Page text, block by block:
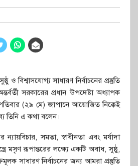
ও বিশ্বাসযোগ্য সাধারণ নির্বাচনের প্রস্তুতি
সরকারের প্রধান উপদেষ্টা অধ্যাপক
(২৯ মে) জাপানে আয়োজিত নিক্কেই
তিনি এ কথা বলেন।
সমতা, স্বাধীনতা এবং মর্যাদা
মসৃণ রূপান্তরের লক্ষ্যে একটি অবাধ, সুষ্ঠু,
সাধারণ নির্বাচনের জন্য আমরা প্রস্তুতি